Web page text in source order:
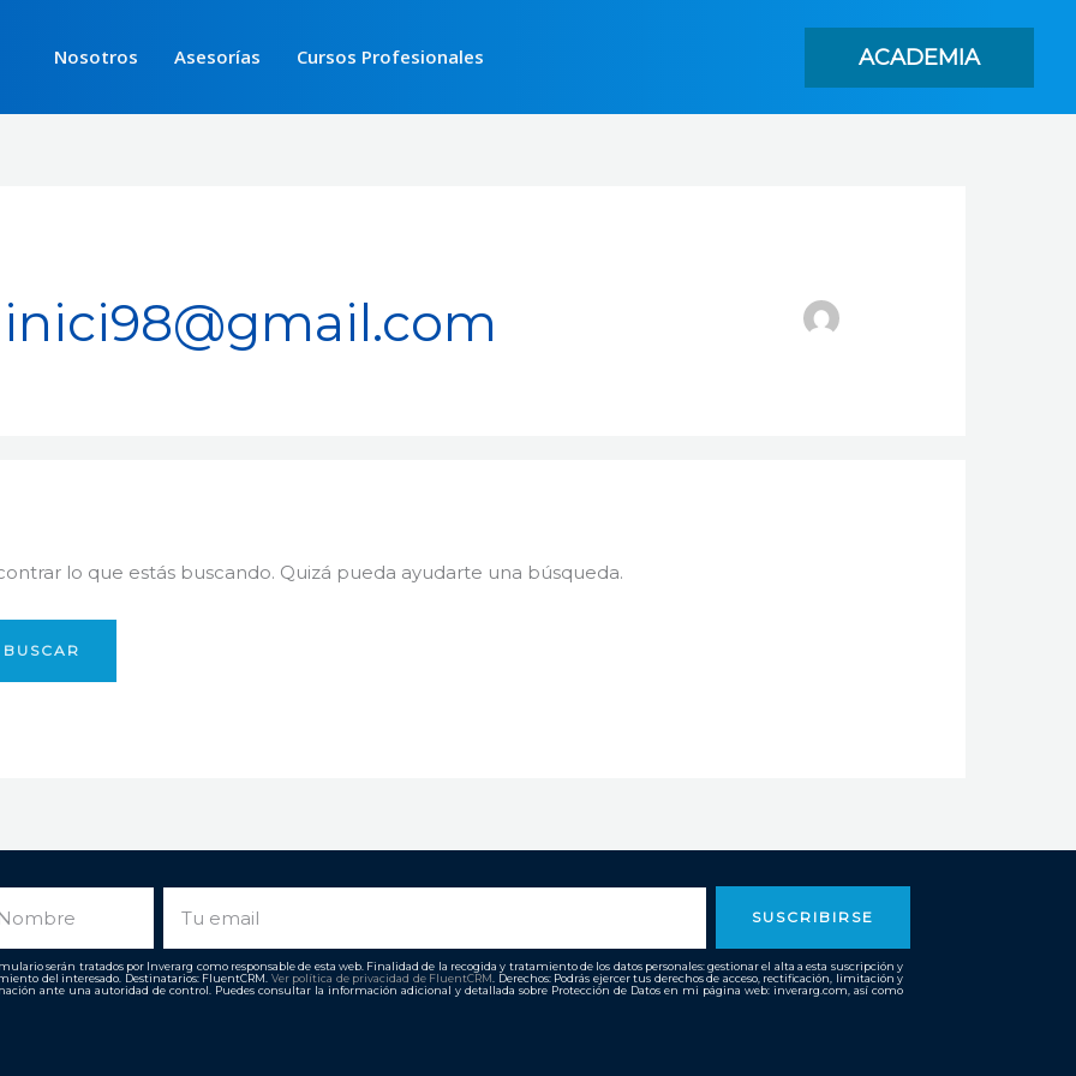
Nosotros Asesorías Cursos Profesionales ACADEMIA
lo que estás buscando. Quizá pueda ayudarte una búsqueda.
SUSCRIBIRSE
serán tratados por Inverarg como responsable de esta web. Finalidad de la recogida y tratamiento de los datos personales: gestionar el alta a esta suscripción y
del interesado. Destinatarios: FluentCRM. Ver política de privacidad de FluentCRM. Derechos: Podrás ejercer tus derechos de acceso, rectificación, limitación y
ante una autoridad de control. Puedes consultar la información adicional y detallada sobre Protección de Datos en mi página web: inverarg.com, así como